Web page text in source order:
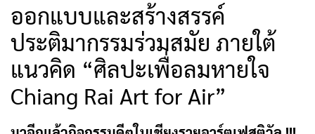
ออกแบบและสร้างสรรค์
ประติมากรรมร่วมสมัย ภายใต้
แนวคิด “ศิลปะเพื่อลมหายใจ
Chiang Rai Art for Air”